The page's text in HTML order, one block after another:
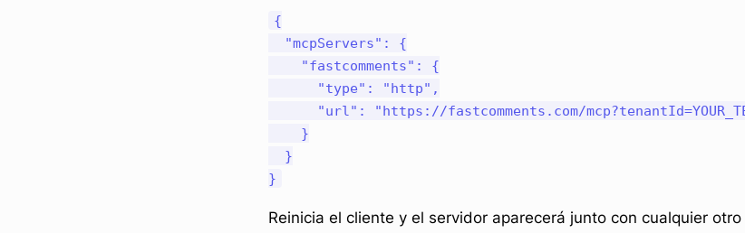
{
  "mcpServers": {
    "fastcomments": {
      "type": "http",
"url": "https://fastcomments.com/
    }
  }
Reinicia el cliente y el servidor aparecerá junto con cualquier